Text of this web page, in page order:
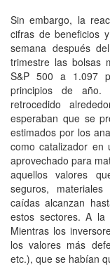
Sin embargo, la
cifras de beneficios
semana después
trimestre las bolsas
S&P 500 a 1.097
principios de año.
retrocedido
esperaban que se
estimados por los
como catalizador en
aprovechado para
aquellos valores
seguros,
caídas alcanzan
estos sectores. A
Mientras los
los valores más
etc.), que se habían